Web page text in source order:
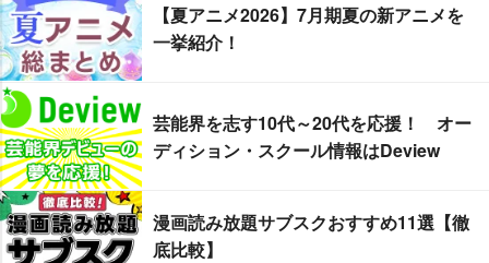
【夏アニメ2026】7月期夏の新アニメを
一挙紹介！
芸能界を志す10代～20代を応援！ オー
ディション・スクール情報はDeview
漫画読み放題サブスクおすすめ11選【徹
底比較】